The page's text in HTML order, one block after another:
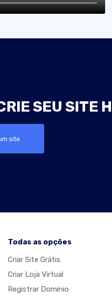
SEU SITE
site
Todas as opções
Criar Site Grátis
Criar Loja Virtual
Registrar Dominio